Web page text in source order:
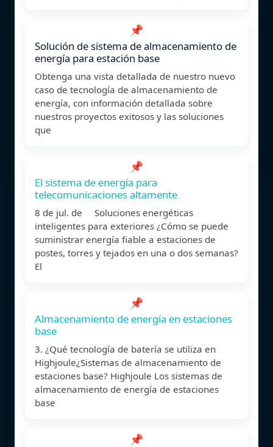
📌
Solución de sistema de almacenamiento de
energía para estación base
Obtenga una vista detallada de nuestro nuevo
caso de tecnología de almacenamiento de
energía, con información detallada sobre
nuestros proyectos exitosos y las soluciones
que
📌
El sistema de energía para
telecomunicaciones altamente
8 de jul. de Soluciones energéticas
inteligentes para exteriores ¿Cómo se puede
suministrar energía fiable a estaciones de
postes, torres y tejados en una o dos semanas?
El
📌
Almacenamiento de energía en estaciones
base
3. ¿Qué tecnología de batería se utiliza en
Highjoule¿Sistemas de almacenamiento de
estaciones base? Highjoule Los sistemas de
almacenamiento de energía de estaciones
base
📌